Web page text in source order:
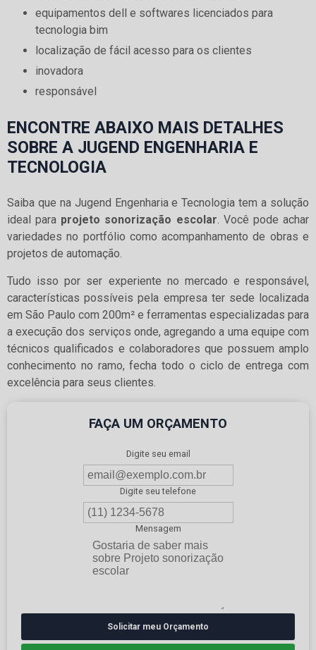
equipamentos dell e softwares licenciados para
tecnologia bim
localização de fácil acesso para os clientes
inovadora
responsável
ENCONTRE ABAIXO MAIS DETALHES
SOBRE A JUGEND ENGENHARIA E
TECNOLOGIA
Saiba que na Jugend Engenharia e Tecnologia tem a solução
ideal para projeto sonorização escolar. Você pode achar
variedades no portfólio como acompanhamento de obras e
projetos de automação.
Tudo isso por ser experiente no mercado e responsável,
características possíveis pela empresa ter sede localizada
em São Paulo com 200m² e ferramentas especializadas para
a execução dos serviços onde, agregando a uma equipe com
técnicos qualificados e colaboradores que possuem amplo
conhecimento no ramo, fecha todo o ciclo de entrega com
excelência para seus clientes.
FAÇA UM ORÇAMENTO
Digite seu email
Digite seu telefone
Mensagem
Solicitar meu Orçamento